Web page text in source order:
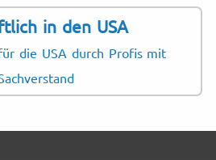
in den USA
die USA durch Profis mit